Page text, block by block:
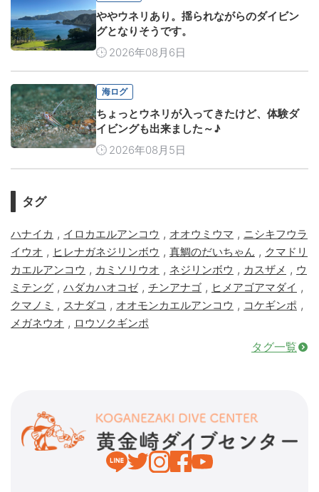
ややウネリあり。揺られながらのダイビン
グとなりそうです。
2026年08月6日
海ログ
ちょっとウネリが入ってきたけど、体験ダ
イビングも出来ました～♪
2026年08月5日
タグ
ハナイカ , イロカエルアンコウ , オオウミウマ , ニシキフウラ
イウオ , ヒレナガネジリンボウ , 真鯛のだいちゃん , クマドリ
カエルアンコウ , カミソリウオ , ネジリンボウ , カスザメ , ウ
ミテング , ハダカハオコゼ, チンアナゴ , ヒメアゴアマダイ ,
クマノミ , スナダコ , オオモンカエルアンコウ , コケギンポ ,
メガネウオ , ロウソクギンポ
タグ一覧